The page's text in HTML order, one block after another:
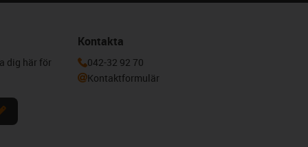
dig här för
Kontakta
042-32 92 70
Kontaktformulär